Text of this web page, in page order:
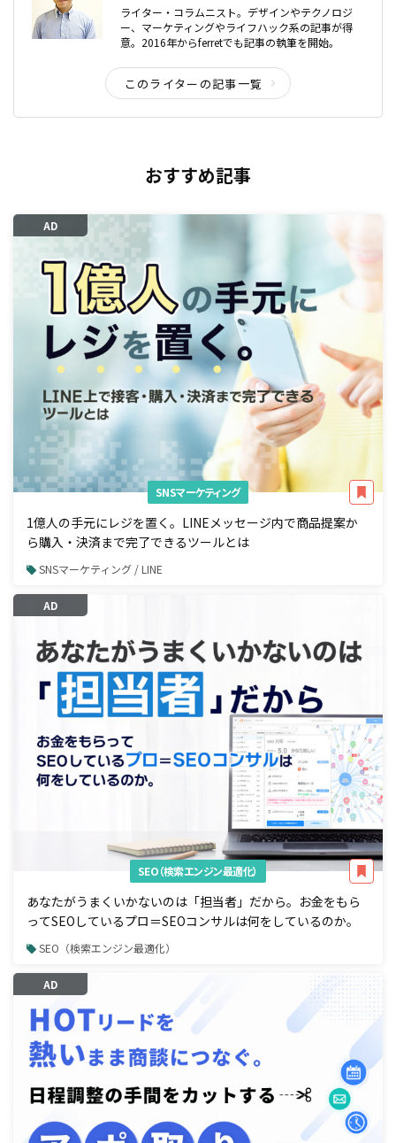
ライター・コラムニスト。デザインやテクノロジ
ー、マーケティングやライフハック系の記事が得
意。2016年からferretでも記事の執筆を開始。
このライターの記事一覧
おすすめ記事
AD
SNSマーケティング
1億人の手元にレジを置く。LINEメッセージ内で商品提案か
ら購入・決済まで完了できるツールとは
SNSマーケティング / LINE
AD
SEO（検索エンジン最適化）
あなたがうまくいかないのは「担当者」だから。お金をもら
ってSEOしているプロ＝SEOコンサルは何をしているのか。
SEO（検索エンジン最適化）
AD